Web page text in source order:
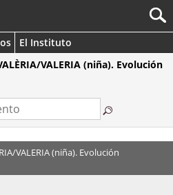
El Instituto
VALERIA (niña). Evolución
VALERIA (niña). Evolución